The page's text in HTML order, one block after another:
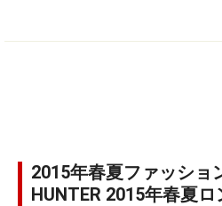
2015年春夏ファッショ
HUNTER 2015年春夏